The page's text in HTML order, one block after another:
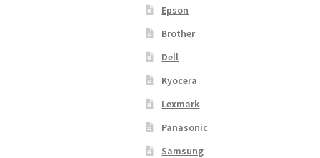
Epson
Brother
Dell
Kyocera
Lexmark
Panasonic
Samsung